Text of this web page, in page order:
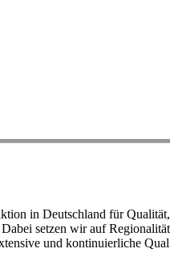
in Deutschland für
setzen wir auf
und kontinuierliche